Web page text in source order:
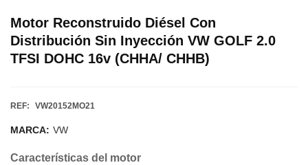
Motor Reconstruido Diésel Con
Distribución Sin Inyección VW GOLF 2.0
TFSI DOHC 16v (CHHA/ CHHB)
REF: VW20152MO21
MARCA: VW
Características del motor